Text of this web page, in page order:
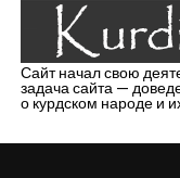
Сайт начал свою
задача сайта —
о курдском народе и